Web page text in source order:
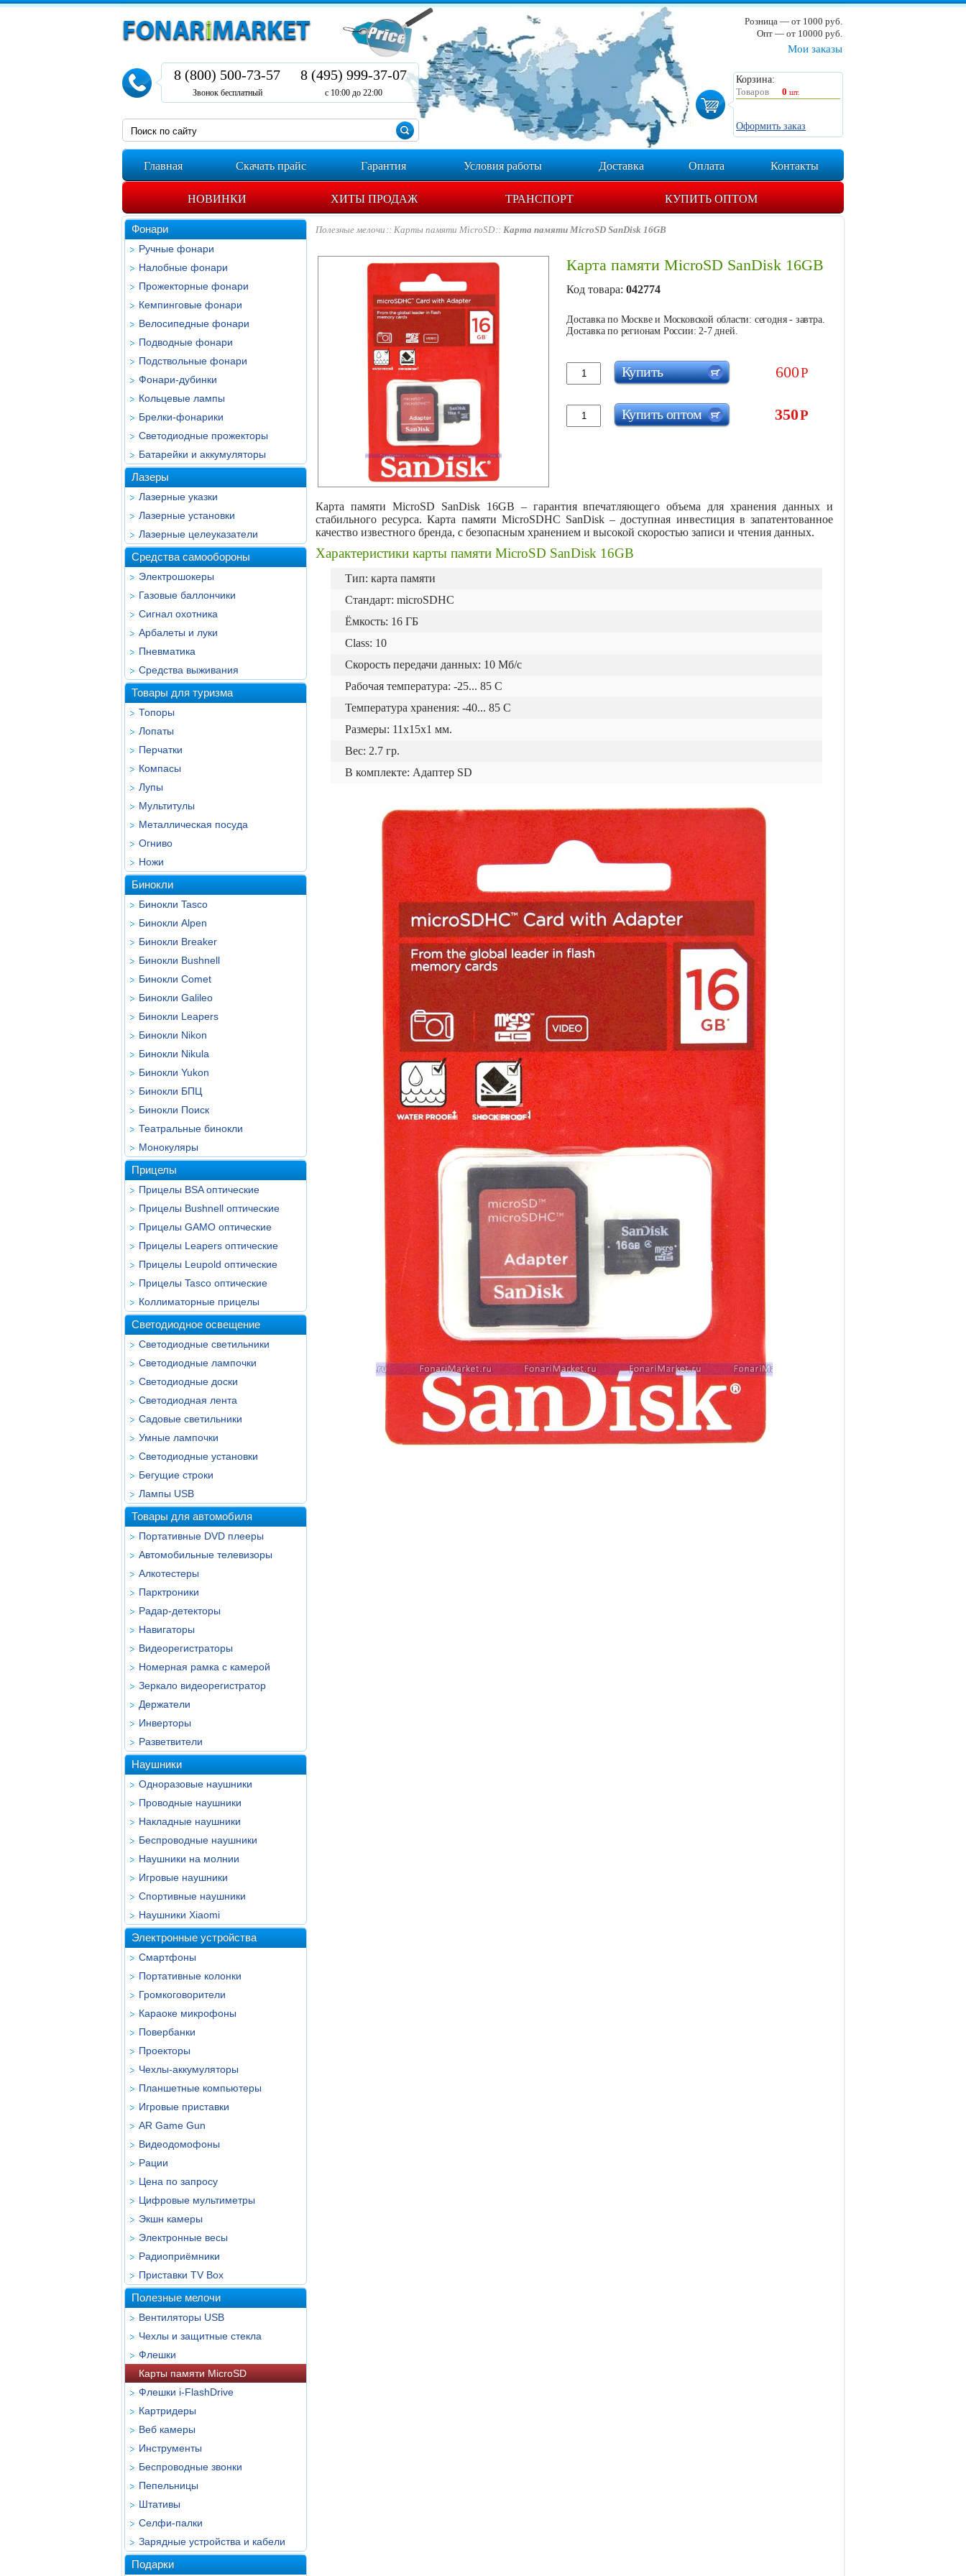
Мои заказы
Корзина:
Товаров
0 шт.
Оформить заказ
8 (800) 500-73-57
Звонок бесплатный
8 (495) 999-37-07
с 10:00 до 22:00
Розница — от 1000 руб.
Опт — от 10000 руб.
Главная Скачать прайс Гарантия Условия работы Доставка Оплата Контакты
НОВИНКИ ХИТЫ ПРОДАЖ ТРАНСПОРТ КУПИТЬ ОПТОМ
Фонари
Ручные фонари
Налобные фонари
Прожекторные фонари
Кемпинговые фонари
Велосипедные фонари
Подводные фонари
Подствольные фонари
Фонари-дубинки
Кольцевые лампы
Брелки-фонарики
Светодиодные прожекторы
Батарейки и аккумуляторы
Лазеры
Лазерные указки
Лазерные установки
Лазерные целеуказатели
Средства самообороны
Электрошокеры
Газовые баллончики
Сигнал охотника
Арбалеты и луки
Пневматика
Средства выживания
Товары для туризма
Топоры
Лопаты
Перчатки
Компасы
Лупы
Мультитулы
Металлическая посуда
Огниво
Ножи
Бинокли
Бинокли Tasco
Бинокли Alpen
Бинокли Breaker
Бинокли Bushnell
Бинокли Comet
Бинокли Galileo
Бинокли Leapers
Бинокли Nikon
Бинокли Nikula
Бинокли Yukon
Бинокли БПЦ
Бинокли Поиск
Театральные бинокли
Монокуляры
Прицелы
Прицелы BSA оптические
Прицелы Bushnell оптические
Прицелы GAMO оптические
Прицелы Leapers оптические
Прицелы Leupold оптические
Прицелы Tasco оптические
Коллиматорные прицелы
Светодиодное освещение
Светодиодные светильники
Светодиодные лампочки
Светодиодные доски
Светодиодная лента
Садовые светильники
Умные лампочки
Светодиодные установки
Бегущие строки
Лампы USB
Товары для автомобиля
Портативные DVD плееры
Автомобильные телевизоры
Алкотестеры
Парктроники
Радар-детекторы
Навигаторы
Видеорегистраторы
Номерная рамка с камерой
Зеркало видеорегистратор
Держатели
Инверторы
Разветвители
Наушники
Одноразовые наушники
Проводные наушники
Накладные наушники
Беспроводные наушники
Наушники на молнии
Игровые наушники
Спортивные наушники
Наушники Xiaomi
Электронные устройства
Смартфоны
Портативные колонки
Громкоговорители
Караоке микрофоны
Повербанки
Проекторы
Чехлы-аккумуляторы
Планшетные компьютеры
Игровые приставки
AR Game Gun
Видеодомофоны
Рации
Цена по запросу
Цифровые мультиметры
Экшн камеры
Электронные весы
Радиоприёмники
Приставки TV Box
Полезные мелочи
Вентиляторы USB
Чехлы и защитные стекла
Флешки
Карты памяти MicroSD
Флешки i-FlashDrive
Картридеры
Веб камеры
Инструменты
Беспроводные звонки
Пепельницы
Штативы
Селфи-палки
Зарядные устройства и кабели
Подарки
Полезные мелочи Карты памяти MicroSD Карта памяти MicroSD SanDisk 16GB
Карта памяти MicroSD SanDisk 16GB
Код товара: 042774
Доставка по Москве и Московской области: сегодня - завтра.
Доставка по регионам России: 2-7 дней.
600Р
Купить
350Р
Купить оптом
Карта памяти MicroSD SanDisk 16GB – гарантия впечатляющего объема для хранения данных и
стабильного ресурса. Карта памяти MicroSDHC SanDisk – доступная инвестиция в запатентованное
качество известного бренда, с безопасным хранением и высокой скоростью записи и чтения данных.
Характеристики карты памяти MicroSD SanDisk 16GB
Тип: карта памяти
Стандарт: microSDHC
Ёмкость: 16 ГБ
Сlass: 10
Скорость передачи данных: 10 Мб/с
Рабочая температура: -25... 85 C
Температура хранения: -40... 85 C
Размеры: 11x15x1 мм.
Вес: 2.7 гр.
В комплекте: Адаптер SD